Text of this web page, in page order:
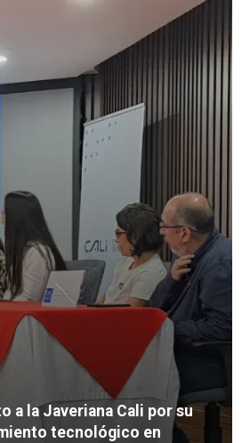
a la Javeriana Cali por su
tecnológico en